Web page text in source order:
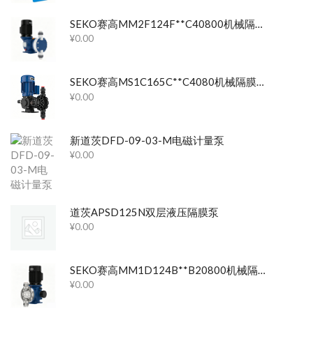
SEKO赛高MM2F124F**C40800机械隔膜计量泵
¥0.00
SEKO赛高MS1C165C**C4080机械隔膜计量泵
¥0.00
新道茨DFD-09-03-M电磁计量泵
¥0.00
道茨APSD125N双层液压隔膜泵
¥0.00
SEKO赛高MM1D124B**B20800机械隔膜计量泵
¥0.00